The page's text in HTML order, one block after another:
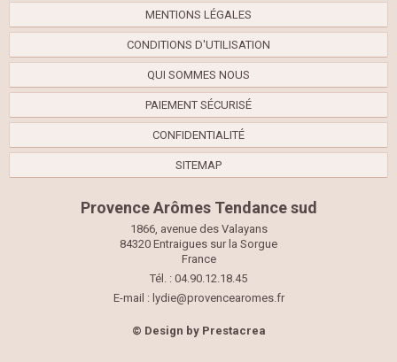
MENTIONS LÉGALES
CONDITIONS D'UTILISATION
QUI SOMMES NOUS
PAIEMENT SÉCURISÉ
CONFIDENTIALITÉ
SITEMAP
Provence Arômes Tendance sud
1866, avenue des Valayans
84320 Entraigues sur la Sorgue
France
Tél. : 04.90.12.18.45
E-mail : lydie@provencearomes.fr
© Design by Prestacrea